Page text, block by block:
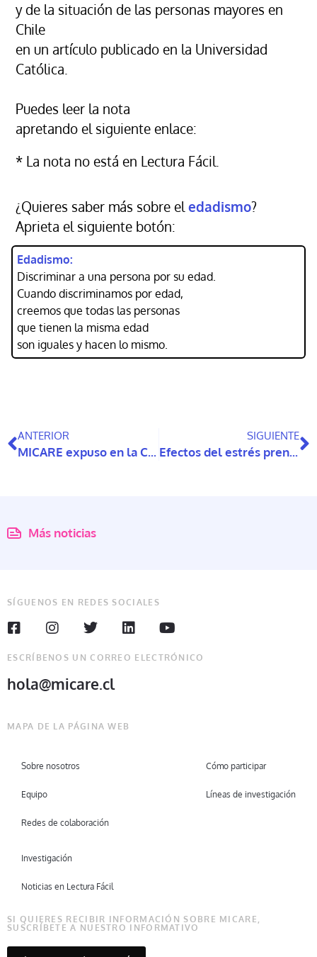
y de la situación de las personas mayores en
Chile
en un artículo publicado en la Universidad
Católica.
Puedes leer la nota
apretando el siguiente enlace:
* La nota no está en Lectura Fácil.
¿Quieres saber más sobre el edadismo?
Aprieta el siguiente botón:
Edadismo:
Discriminar a una persona por su edad.
Cuando discriminamos por edad,
creemos que todas las personas
que tienen la misma edad
son iguales y hacen lo mismo.
ANTERIOR
MICARE expuso en la Convención Constitucional
SIGUIENTE
Efectos del estrés prenatal y perinatal asociado al COVID-19 en el neurodesarrollo de niñas y niños
Más noticias
SÍGUENOS EN REDES SOCIALES
ESCRÍBENOS UN CORREO ELECTRÓNICO
hola@micare.cl
MAPA DE LA PÁGINA WEB
Sobre nosotros
Equipo
Redes de colaboración
Cómo participar
Líneas de investigación
Investigación
Noticias en Lectura Fácil
SI QUIERES RECIBIR INFORMACIÓN SOBRE MICARE,
SUSCRÍBETE A NUESTRO INFORMATIVO